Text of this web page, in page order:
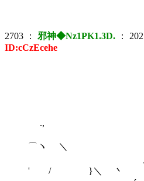
2703 ： 邪神◆Nz1PK1.3D. ：
ID:cCzEcehe
⌒¨¨
.,
´
⌒ヽ ＼
／
' / }＼ 丶